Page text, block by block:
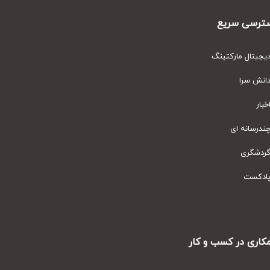
سریع
مارکتینگ
سرا
ای
در کسب و کار